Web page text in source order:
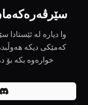
وا دیارە لە ئێستادا
کەمێکی دیکە
خوارەوە بکە بۆ